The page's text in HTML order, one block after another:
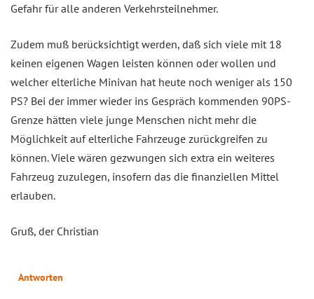
Gefahr für alle anderen Verkehrsteilnehmer.
Zudem muß berücksichtigt werden, daß sich viele mit 18
keinen eigenen Wagen leisten können oder wollen und
welcher elterliche Minivan hat heute noch weniger als 150
PS? Bei der immer wieder ins Gespräch kommenden 90PS-
Grenze hätten viele junge Menschen nicht mehr die
Möglichkeit auf elterliche Fahrzeuge zurückgreifen zu
können. Viele wären gezwungen sich extra ein weiteres
Fahrzeug zuzulegen, insofern das die finanziellen Mittel
erlauben.
Gruß, der Christian
Antworten